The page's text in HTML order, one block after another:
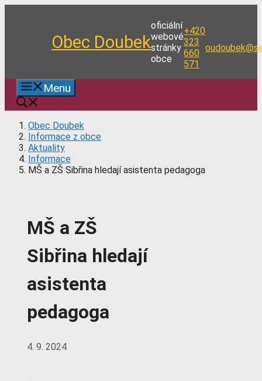
Obec Doubek
oficiální
webové
stránky
obce
+420
323
660
571
Menu
Obec Doubek
Informace z obce
Aktuality
Informace
MŠ a ZŠ Sibřina hledají asistenta pedagoga
MŠ a ZŠ
Sibřina hledají
asistenta
pedagoga
4. 9. 2024